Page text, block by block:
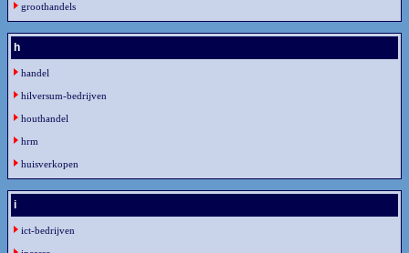
groothandels
h
handel
hilversum-bedrijven
houthandel
hrm
huisverkopen
i
ict-bedrijven